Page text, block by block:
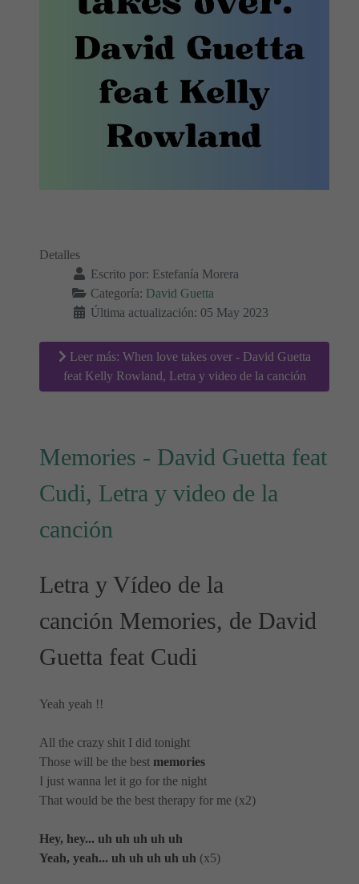
Detalles
Escrito por: Estefanía Morera
Categoría: David Guetta
Última actualización: 05 May 2023
Leer más: When love takes over - David Guetta
feat Kelly Rowland, Letra y video de la canción
Memories - David Guetta feat
Cudi, Letra y video de la
canción
Letra y Vídeo de la
canción Memories, de David
Guetta feat Cudi
Yeah yeah !!
All the crazy shit I did tonight
Those will be the best memories
I just wanna let it go for the night
That would be the best therapy for me (x2)
Hey, hey... uh uh uh uh uh
Yeah, yeah... uh uh uh uh uh (x5)